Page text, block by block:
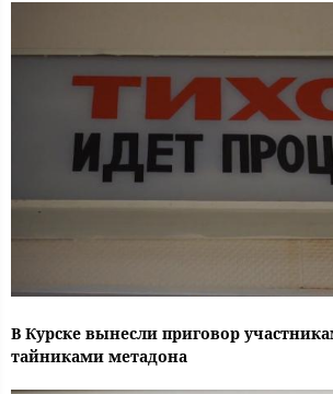
В Курске вынесли приговор
тайниками метадона